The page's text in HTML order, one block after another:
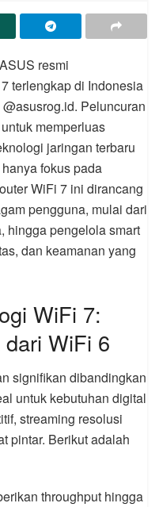
resmi
terlengkap di Indonesia
Peluncuran
memperluas
jaringan terbaru
fokus pada
WiFi 7 ini dirancang
pengguna, mulai dari
hingga pengelola smart
dan keamanan yang
WiFi 7:
WiFi 6
signifikan dibandingkan
untuk kebutuhan digital
streaming resolusi
pintar. Berikut adalah
throughput hingga